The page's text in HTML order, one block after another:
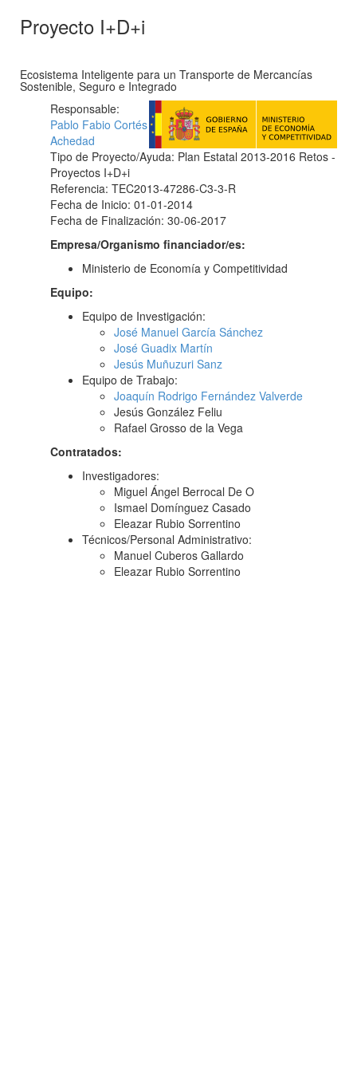
Proyecto I+D+i
Ecosistema Inteligente para un Transporte de Mercancías
Sostenible, Seguro e Integrado
Responsable:
Pablo Fabio Cortés
Achedad
Tipo de Proyecto/Ayuda: Plan Estatal 2013-2016 Retos -
Proyectos I+D+i
Referencia: TEC2013-47286-C3-3-R
Fecha de Inicio: 01-01-2014
Fecha de Finalización: 30-06-2017
Empresa/Organismo financiador/es:
Ministerio de Economía y Competitividad
Equipo:
Equipo de Investigación:
José Manuel García Sánchez
José Guadix Martín
Jesús Muñuzuri Sanz
Equipo de Trabajo:
Joaquín Rodrigo Fernández Valverde
Jesús González Feliu
Rafael Grosso de la Vega
Contratados:
Investigadores:
Miguel Ángel Berrocal De O
Ismael Domínguez Casado
Eleazar Rubio Sorrentino
Técnicos/Personal Administrativo:
Manuel Cuberos Gallardo
Eleazar Rubio Sorrentino